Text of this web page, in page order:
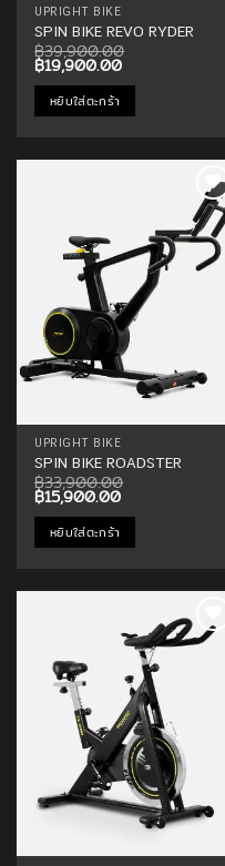
UPRIGHT BIKE
SPIN BIKE REVO RYDER
฿39,900.00
Original
price
was:
฿39,900.00.
฿19,900.00Current
is:
หยิบใส่ตะกร้า
Add to
Wishlist
UPRIGHT BIKE
SPIN BIKE ROADSTER
฿33,900.00
Original
price
was:
฿33,900.00.
฿15,900.00Current
is:
หยิบใส่ตะกร้า
Add to